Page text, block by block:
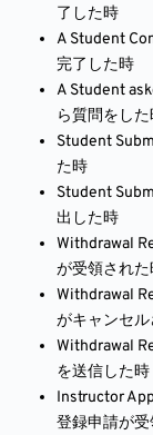
了した時
A Student
完了した時
A Student
ら質問をした
Student
た時
Student
出した時
Withdrawal
が受領された
Withdrawal
がキャンセ
Withdrawal
を送信した時
Instructor
登録申請が